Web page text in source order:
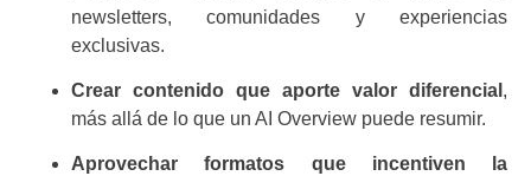
newsletters, comunidades y experiencias
exclusivas.
Crear contenido que aporte valor diferencial ,
más allá de lo que un AI Overview puede resumir.
Aprovechar formatos que incentiven la